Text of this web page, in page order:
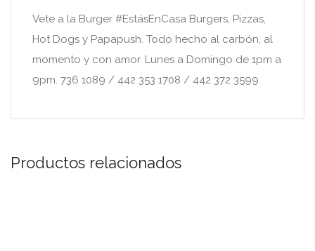
Vete a la Burger #EstásEnCasa Burgers, Pizzas,
Hot Dogs y Papapush. Todo hecho al carbón, al
momento y con amor. Lunes a Domingo de 1pm a
9pm. 736 1089 / 442 353 1708 / 442 372 3599
Productos relacionados